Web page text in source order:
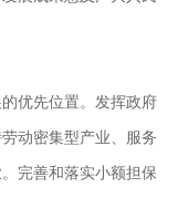
优先位置。发挥政府
动密集型产业、服务
完善和落实小额担保